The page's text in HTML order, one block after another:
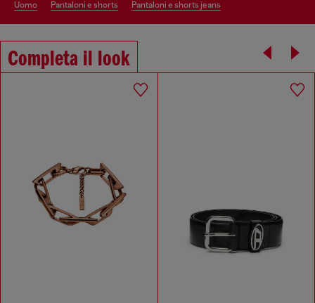
uomo pantaloni e shorts pantaloni e shorts jeans
Completa il look